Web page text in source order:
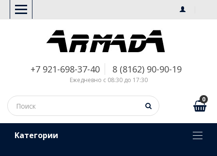
+7 921-698-37-40 8 (8162) 90-90-19
Ежедневно с 08:30 до 17:30
0
Kатегории